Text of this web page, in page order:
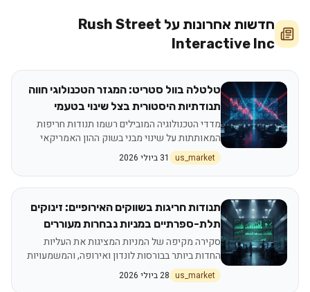
חדשות אחרונות על Rush Street
Interactive Inc
טלטלה בוול סטריט: המגזר הטכנולוגי חווה
תנודתיות היסטורית בצל שינוי בטעמי
המשקיעים
מדדי הטכנולוגיה המובילים רשמו תנודות חריפות
המאותתות על שינוי מבני בשוק ההון האמריקאי
us_market 31 ביולי 2026
תנודות חריגות בשווקים האירופיים: זינוקים
תלת-ספרתיים במניות נבחרות מעוררים
עניין בקרב המשקיעים
סקירה מקיפה של המניות המציגות את העליות
החדות ביותר בבורסות לונדון ואירופה, והמשמעויות
הכלכליות מאחורי הנתונים
us_market 28 ביולי 2026